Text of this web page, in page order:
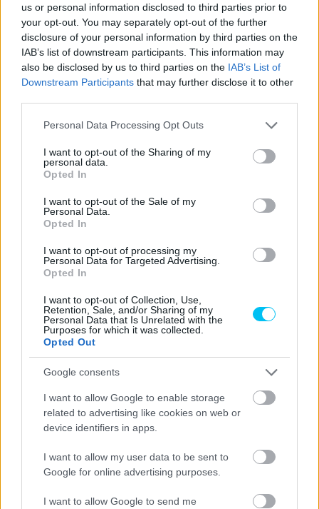
us or personal information disclosed to third parties prior to
your opt-out. You may separately opt-out of the further
disclosure of your personal information by third parties on the
IAB’s list of downstream participants. This information may
also be disclosed by us to third parties on the IAB’s List of
Downstream Participants that may further disclose it to other
Please note that this website/app uses one or more Google
not limited to your visit or usage behaviour. You may click to
grant or deny consent to Google and its third-party tags to
use your data for below specified purposes in below Google
consent section.
Personal Data Processing Opt Outs
I want to opt-out of the Sharing of my
personal data.
Opted In
I want to opt-out of the Sale of my
Personal Data.
Opted In
I want to opt-out of processing my
Personal Data for Targeted Advertising.
Opted In
I want to opt-out of Collection, Use,
Retention, Sale, and/or Sharing of my
Personal Data that Is Unrelated with the
Purposes for which it was collected.
Opted Out
Google consents
I want to allow Google to enable storage
related to advertising like cookies on web or
device identifiers in apps.
I want to allow my user data to be sent to
Google for online advertising purposes.
I want to allow Google to send me
Pálinkát nem ihatott, de
gulyásból napok alatt évek
hiányát pótolta be Zarco
Következő cikk
Beintett a MotoGP
vezetősége a csapatoknak,
egyelőre kútba estek a tervek